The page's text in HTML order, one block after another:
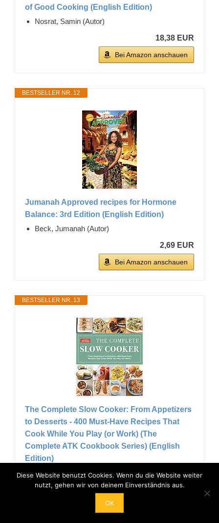
of Good Cooking (English Edition)
Nosrat, Samin (Autor)
18,38 EUR
Bei Amazon anschauen
BESTSELLER NR. 12
Jumanah Approved recipes for Hormone
Balance: 3rd Edition (English Edition)
Beck, Jumanah (Autor)
2,69 EUR
Bei Amazon anschauen
BESTSELLER NR. 13
The Complete Slow Cooker: From Appetizers
to Desserts - 400 Must-Have Recipes That
Cook While You Play (or Work) (The
Complete ATK Cookbook Series) (English
Edition)
18,75 EUR
Bei Amazon anschauen
Diese Website benutzt Cookies. Wenn du die Website weiter
nutzt, gehen wir von deinem Einverständnis aus.
OK